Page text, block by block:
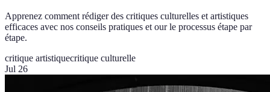
Apprenez comment rédiger des critiques culturelles et artistiques
efficaces avec nos conseils pratiques et our le processus étape par
étape.
critique artistiquecritique culturelle
Jul 26